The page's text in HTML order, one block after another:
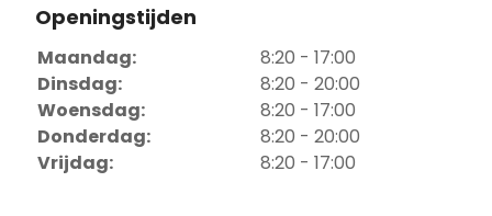
Openingstijden
Maandag:
8:20 - 17:00
Dinsdag:
8:20 - 20:00
Woensdag:
8:20 - 17:00
Donderdag:
8:20 - 20:00
Vrijdag:
8:20 - 17:00